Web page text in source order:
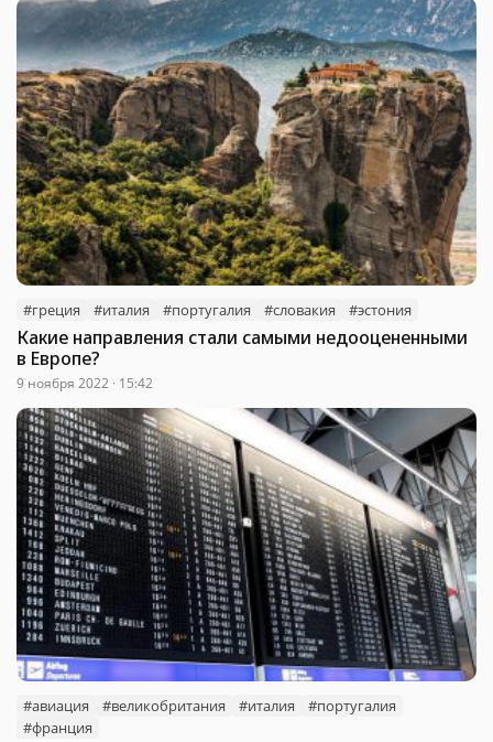
#греция #италия #португалия #словакия #эстония
Какие направления стали самыми недооцененными
в Европе?
9 ноября 2022 · 15:42
#авиация #великобритания #италия
#португалия
#франция